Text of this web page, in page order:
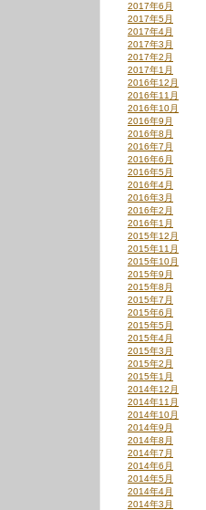
2017年6月
2017年5月
2017年4月
2017年3月
2017年2月
2017年1月
2016年12月
2016年11月
2016年10月
2016年9月
2016年8月
2016年7月
2016年6月
2016年5月
2016年4月
2016年3月
2016年2月
2016年1月
2015年12月
2015年11月
2015年10月
2015年9月
2015年8月
2015年7月
2015年6月
2015年5月
2015年4月
2015年3月
2015年2月
2015年1月
2014年12月
2014年11月
2014年10月
2014年9月
2014年8月
2014年7月
2014年6月
2014年5月
2014年4月
2014年3月